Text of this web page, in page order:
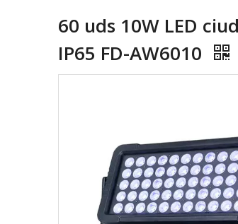
60 uds 10W LED
IP65 FD-AW6010